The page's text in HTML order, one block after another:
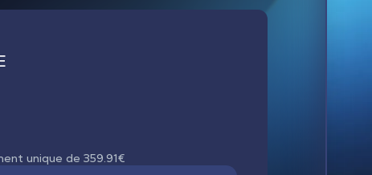
unique de 359.91€